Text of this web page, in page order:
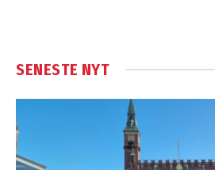
SENESTE NYT